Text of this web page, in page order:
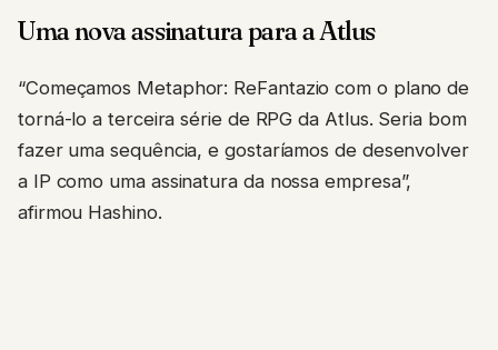
Uma nova assinatura para a Atlus
“Começamos Metaphor: ReFantazio com o plano de
torná-lo a terceira série de RPG da Atlus. Seria bom
fazer uma sequência, e gostaríamos de desenvolver
a IP como uma assinatura da nossa empresa”,
afirmou Hashino.